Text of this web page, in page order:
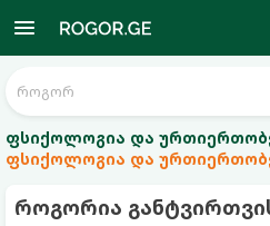
ფსიქოლოგია და
ფსიქოლოგია და
როგორია